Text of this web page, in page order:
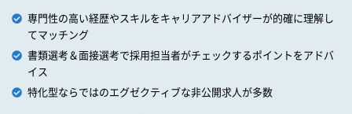
専門性の高い経歴やスキルをキャリアアドバイザーが的確に理解し
てマッチング
書類選考＆面接選考で採用担当者がチェックするポイントをアドバ
イス
特化型ならではのエグゼクティブな非公開求人が多数